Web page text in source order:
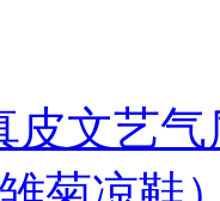
皮文艺